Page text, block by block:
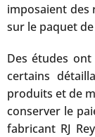
imposaient des
sur le paquet
Des études
certains
produits et de
conserver le
fabricant RJ